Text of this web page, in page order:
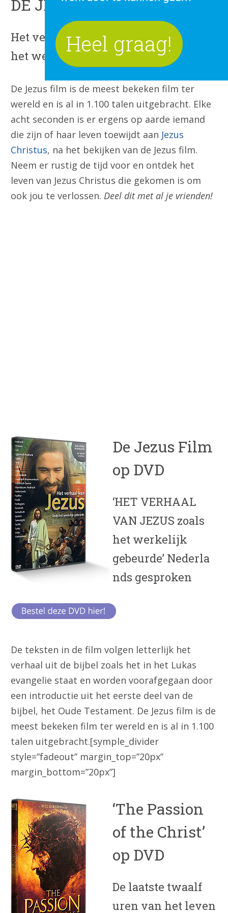
DE JEZUS FILM
Het verhaal van Jezus Christus, zoals
het werkelijk gebeurde
De Jezus film is de meest bekeken film ter
wereld en is al in 1.100 talen uitgebracht. Elke
acht seconden is er ergens op aarde iemand
die zijn of haar leven toewijdt aan Jezus
Christus, na het bekijken van de Jezus film.
Neem er rustig de tijd voor en ontdek het
leven van Jezus Christus die gekomen is om
ook jou te verlossen. Deel dit met al je vrienden!
De Jezus Film
op DVD
‘HET VERHAAL
VAN JEZUS zoals
het werkelijk
gebeurde’ Nederla
nds gesproken
De teksten in de film volgen letterlijk het
verhaal uit de bijbel zoals het in het Lukas
evangelie staat en worden voorafgegaan door
een introductie uit het eerste deel van de
bijbel, het Oude Testament. De Jezus film is de
meest bekeken film ter wereld en is al in 1.100
talen uitgebracht.[symple_divider
style=”fadeout” margin_top=”20px”
margin_bottom=”20px”]
‘The Passion
of the Christ’
op DVD
De laatste twaalf
uren van het leven
Heel graag!